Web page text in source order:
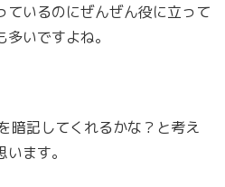
ているのにぜんぜん役に立って
いですよね。
暗記してくれるかな？と考え
ます。